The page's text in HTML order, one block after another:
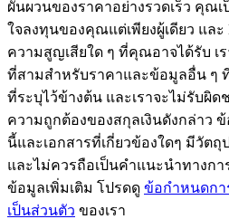
กิจกรรมเพิ่มเติม
รับรางวัลและสิทธิพิเศษสุดพิเ
ศูนย์รางวัล
เข้าสู่ระบบ ลงชื่อ
ผันผวนของราคาอย่างรวดเร็ว คุณ
ใจลงทุนของคุณแต่เพียงผู้เดียว และ
ความสูญเสียใด ๆ ที่คุณอาจได้รับ เ
ที่สามสำหรับราคาและข้อมูลอื่น ๆ
ที่ระบุไว้ข้างต้น และเราจะไม่รับผิ
ความถูกต้องของสกุลเงินดังกล่าว
นี้และเอกสารที่เกี่ยวข้องใดๆ มีวัต
และไม่ควรถือเป็นคำแนะนำทางก
ข้อมูลเพิ่มเติม โปรดดู ข้อกำหนดกา
เป็นส่วนตัว ของเรา